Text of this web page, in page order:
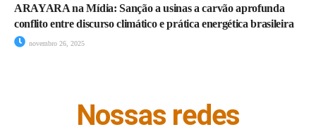
ARAYARA na Mídia: Sanção a usinas a carvão aprofunda
conflito entre discurso climático e prática energética brasileira
novembro 26, 2025
Nossas redes